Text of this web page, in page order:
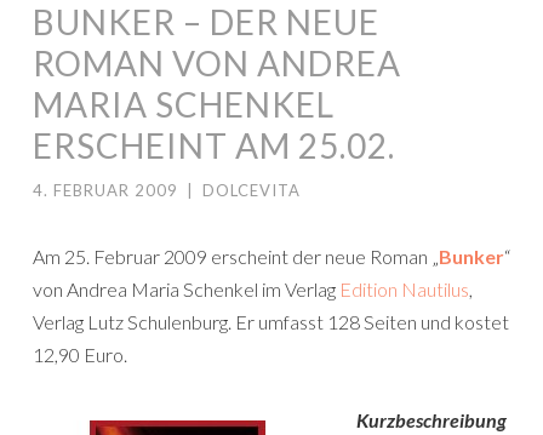
BUNKER – DER NEUE
ROMAN VON ANDREA
MARIA SCHENKEL
ERSCHEINT AM 25.02.
4. FEBRUAR 2009 DOLCEVITA
Am 25. Februar 2009 erscheint der neue Roman „Bunker“
von Andrea Maria Schenkel im Verlag Edition Nautilus,
Verlag Lutz Schulenburg. Er umfasst 128 Seiten und kostet
12,90 Euro.
Kurzbeschreibung